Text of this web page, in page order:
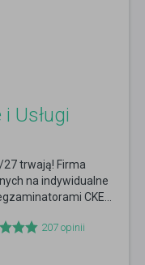
Usługi
27 trwają! Firma
na indywidualne
CKE...
207 opinii